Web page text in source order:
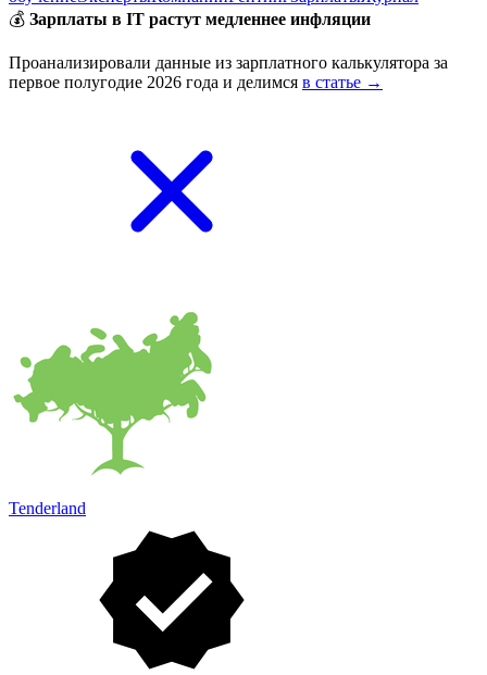
💰 Зарплаты в IT растут медленнее инфляции
Проанализировали данные из зарплатного калькулятора за
первое полугодие 2026 года и делимся в статье →
Tenderland